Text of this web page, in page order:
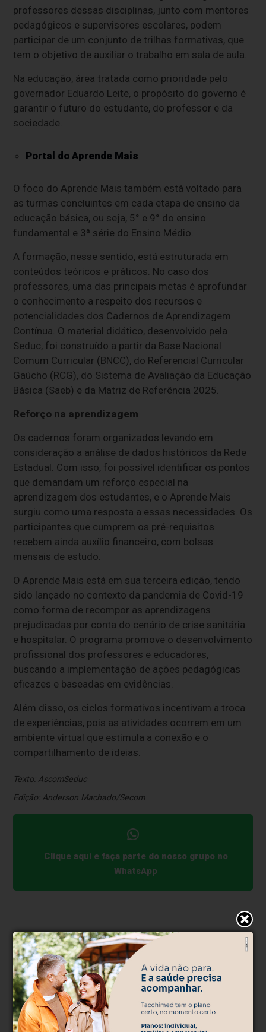
professores dessas disciplinas, junto com mentores
pedagógicos e supervisores escolares, podem
participar de um conjunto de trilhas formativas, que
tem o objetivo de auxiliar o trabalho em sala de aula.
Na educação, área tratada como prioridade pelo
governador Eduardo Leite, o propósito do governo é
garantir o futuro do estudante, do professor e da
sociedade.
Portal do Aprende Mais
O foco do Aprende Mais também está voltado para
as turmas concluintes em cada etapa de ensino da
educação básica, ou seja, 5° e 9° do ensino
fundamental e 3ª série do Ensino Médio.
A formação, nesse sentido, está estruturada em
conteúdos teóricos e práticos. No caso dos
professores, uma das principais metas é aprofundar
o conhecimento a respeito dos recursos e
potencialidades dos Cadernos de Aprendizagem
Contínua. O material didático, desenvolvido pela
Seduc, foi construído a partir da Base Nacional
Comum Curricular (BNCC), do Referencial Curricular
Gaúcho (RCG), do Sistema de Avaliação da Educação
Básica (Saeb) e da Matriz de Referência 2025.
Reforço na aprendizagem
Os cadernos foram organizados levando em
consideração a análise de dados históricos da Rede
Estadual. Com isso, foi possível identificar os pontos
que demandam um reforço especial na
aprendizagem dos estudantes, e o Aprende Mais
surgiu como uma resposta a essas necessidades. Os
participantes que cumprem os pré-requisitos
recebem ainda auxílio financeiro, com bolsas
mensais de estudo.
O Aprende Mais está em sua terceira edição, tendo
sido lançado no contexto da pandemia de Covid-19
como forma de recompor as aprendizagens
prejudicadas por conta do cenário de crise sanitária
e hospitalar. O programa promove o desenvolvimento
profissional dos professores e educadores,
buscando a implementação de ações pedagógicas
eficazes e baseadas em evidências.
Além disso, os ciclos formativos incentivam a troca
de experiências, pois as atividades ocorrem em um
ambiente virtual que estimula a conexão e o
compartilhamento de ideias.
Texto: AscomSeduc
Edição: Anderson Machado/Secom
Clique aqui e faça parte do nosso grupo no
WhatsApp